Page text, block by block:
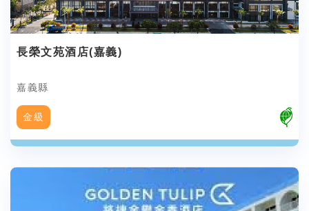
長榮文苑酒店(嘉義)
嘉義縣
金級